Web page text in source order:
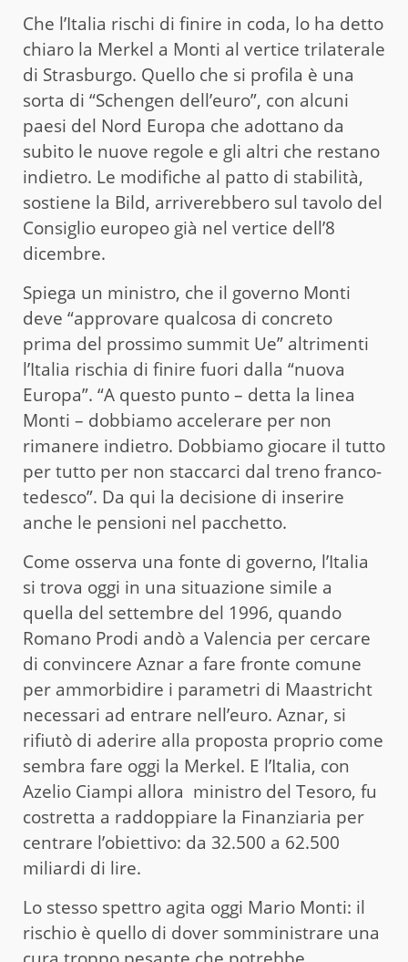
Che l’Italia rischi di finire in coda, lo ha detto
chiaro la Merkel a Monti al vertice trilaterale
di Strasburgo. Quello che si profila è una
sorta di “Schengen dell’euro”, con alcuni
paesi del Nord Europa che adottano da
subito le nuove regole e gli altri che restano
indietro. Le modifiche al patto di stabilità,
sostiene la Bild, arriverebbero sul tavolo del
Consiglio europeo già nel vertice dell’8
dicembre.
Spiega un ministro, che il governo Monti
deve “approvare qualcosa di concreto
prima del prossimo summit Ue” altrimenti
l’Italia rischia di finire fuori dalla “nuova
Europa”. “A questo punto – detta la linea
Monti – dobbiamo accelerare per non
rimanere indietro. Dobbiamo giocare il tutto
per tutto per non staccarci dal treno franco-
tedesco”. Da qui la decisione di inserire
anche le pensioni nel pacchetto.
Come osserva una fonte di governo, l’Italia
si trova oggi in una situazione simile a
quella del settembre del 1996, quando
Romano Prodi andò a Valencia per cercare
di convincere Aznar a fare fronte comune
per ammorbidire i parametri di Maastricht
necessari ad entrare nell’euro. Aznar, si
rifiutò di aderire alla proposta proprio come
sembra fare oggi la Merkel. E l’Italia, con
Azelio Ciampi allora ministro del Tesoro, fu
costretta a raddoppiare la Finanziaria per
centrare l’obiettivo: da 32.500 a 62.500
miliardi di lire.
Lo stesso spettro agita oggi Mario Monti: il
rischio è quello di dover somministrare una